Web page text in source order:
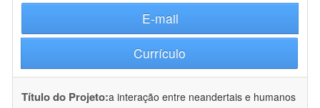
E-mail
Currículo
Título do Projeto:a interação entre neandertais e humanos